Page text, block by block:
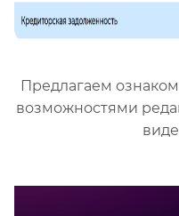
Предлагаем
возможностями